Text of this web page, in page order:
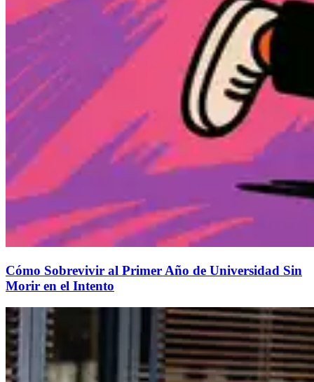
Cómo Sobrevivir al Primer Año de Universidad Sin
Morir en el Intento